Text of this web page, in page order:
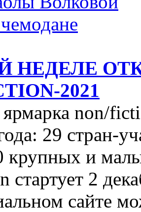
НЕДЕЛЕ
2021
non/
29 стран-
крупных и
стартует 2
сайте